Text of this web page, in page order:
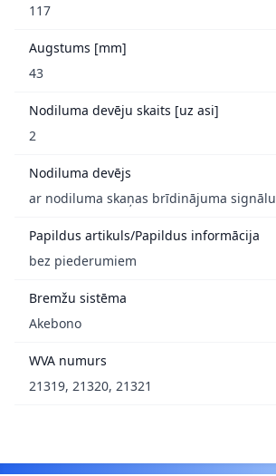
117
Augstums [mm]
43
Nodiluma devēju skaits [uz asi]
2
Nodiluma devējs
ar nodiluma skaņas brīdinājuma signālu
Papildus artikuls/Papildus informācija
bez piederumiem
Bremžu sistēma
Akebono
WVA numurs
21319, 21320, 21321